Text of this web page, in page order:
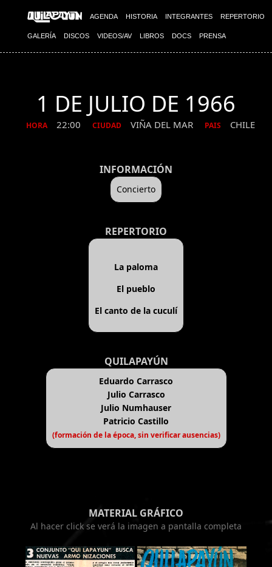
AGENDA HISTORIA INTEGRANTES REPERTORIO
GALERÍA DISCOS VIDEOS/AV LIBROS DOCS PRENSA
1 DE JULIO DE 1966
HORA 22:00 CIUDAD VIÑA DEL MAR PAIS CHILE
INFORMACIÓN
Concierto
REPERTORIO
La paloma
El pueblo
El canto de la cuculí
QUILAPAYÚN
Eduardo Carrasco
Julio Carrasco
Julio Numhauser
Patricio Castillo
(formación de la época, sin verificar ausencias)
MATERIAL GRÁFICO
Al hacer click se verá la imagen a pantalla completa